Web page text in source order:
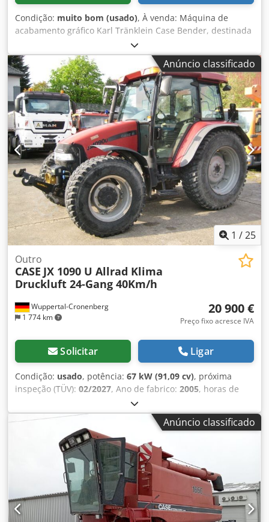
Condição: muito bom (usado), À venda: Máquina de
acabamento gráfico Karl Tränklein Case Bender, destinada
à formação e curvatura dos lombos de capas de livros em
capa dura. O equipamento confere às capas o raio
adequado, garantindo ajuste perfeito ao miolo do livro. A
máquina está equipada com rolos ajustáveis para
adaptação a diferentes espessuras de capas. A construção
robusta em ferro fundido assegura alta precisão e longa
durabilidade. Dados técnicos: Fabricante: Karl Tränklein
Tipo: Case Bender / máquina para formação de lombadas
Largura de trabalho: aprox. 600 mm Regulação da pressão
dos rolos Construção estável em ferro fundido
Acionamento elétrico Mesa de trabalho Estado: usada
Aplicações: produção de livros em capa dura,
encadernadoras, gráficas, empresas de impressão,
Crodpsziwnbsfx Aa Tef produção de álbuns, catálogos e
capas.
Anúncio classificado
1 /25
Wuppertal-Cronenberg
1 774 km
Outro
CASE JX 1090 U Allrad Klima
Druckluft 24-Gang 40Km/h
20 900 €
Preço fixo acresce IVA
Solicitar Ligar
Condição: usado, potência: 67 kW (91,09 cv), próxima
inspeção (TÜV): 02/2027, Ano de fabrico: 2005, horas de
, Equipamento:
cabina, tração integral, Trator alemão, até recentemente
em operação. 2º proprietário, sempre pertencente à
administração estatal de parques: de 2005 a 2017 e de
2017 a 2026. Tração integral (4x4). Motor turbo diesel de 4
cilindros com 4.485 cc e 91 cv. Grande transmissão Hi-LO
de 24 marchas: 4 marchas em 3 grupos, 2 estágios
Powershift e reversor hidráulico. Velocidade máxima: 40
km/h. Sistema de freios pneumáticos. Cabine de conforto
com assento do motorista com suspensão pneumática e
Anúncio classificado